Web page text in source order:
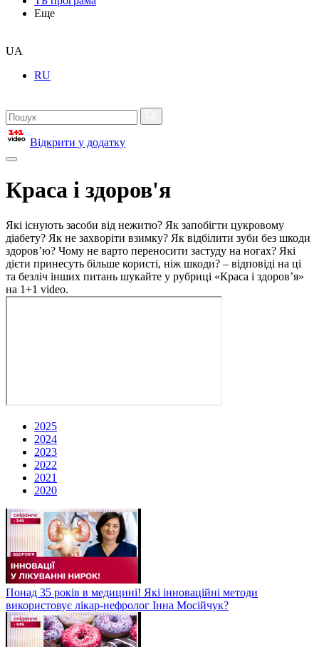
Еще
UA
RU
Відкрити у додатку
Краса і здоров'я
Які існують засоби від нежитю? Як запобігти цукровому
діабету? Як не захворіти взимку? Як відбілити зуби без шкоди
здоров’ю? Чому не варто переносити застуду на ногах? Які
дієти принесуть більше користі, ніж шкоди? – відповіді на ці
та безліч інших питань шукайте у рубриці «Краса і здоров’я»
на 1+1 video.
2025
2024
2023
2022
2021
2020
Понад 35 років в медицині! Які інноваційні методи
використовує лікар-нефролог Інна Мосійчук?